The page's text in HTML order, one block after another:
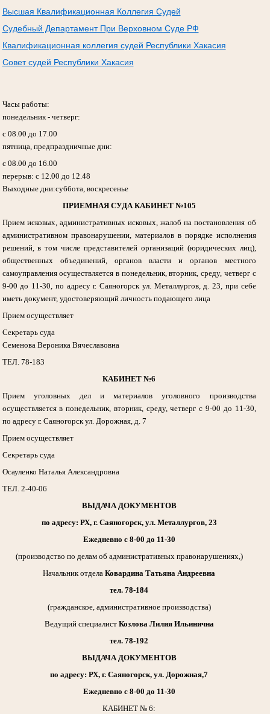
Высшая Квалификационная Коллегия Судей
Судебный Департамент При Верховном Суде РФ
Квалификационная коллегия судей Республики Хакасия
Совет судей Республики Хакасия
Часы работы:
понедельник - четверг:
с 08.00 до 17.00
пятница, предпраздничные дни:
с 08.00 до 16.00
перерыв: с 12.00 до 12.48
Выходные дни:суббота, воскресенье
ПРИЕМНАЯ СУДА КАБИНЕТ №105
Прием исковых, административных исковых, жалоб на постановления об
административном правонарушении, материалов в порядке исполнения
решений, в том числе представителей организаций (юридических лиц),
общественных объединений, органов власти и органов местного
самоуправления осуществляется в понедельник, вторник, среду, четверг с
9-00 до 11-30, по адресу г. Саяногорск ул. Металлургов, д. 23, при себе
иметь документ, удостоверяющий личность подающего лица
Прием осуществляет
Секретарь суда
Семенова Вероника Вячеславовна
ТЕЛ. 78-183
КАБИНЕТ №6
Прием уголовных дел и материалов уголовного производства
осуществляется в понедельник, вторник, среду, четверг с 9-00 до 11-30,
по адресу г. Саяногорск ул. Дорожная, д. 7
Прием осуществляет
Секретарь суда
Осауленко Наталья Александровна
ТЕЛ. 2-40-06
ВЫДАЧА ДОКУМЕНТОВ
по адресу: РХ, г. Саяногорск, ул. Металлургов, 23
Ежедневно с 8-00 до 11-30
(производство по делам об административных правонарушениях,)
Начальник отдела Ковардина Татьяна Андреевна
тел. 78-184
(гражданское, административное производства)
Ведущий специалист Козлова Лилия Ильинична
тел. 78-192
ВЫДАЧА ДОКУМЕНТОВ
по адресу: РХ, г. Саяногорск, ул. Дорожная,7
Ежедневно с 8-00 до 11-30
КАБИНЕТ № 6: